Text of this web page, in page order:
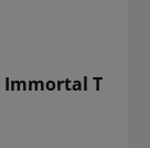
Immortal T